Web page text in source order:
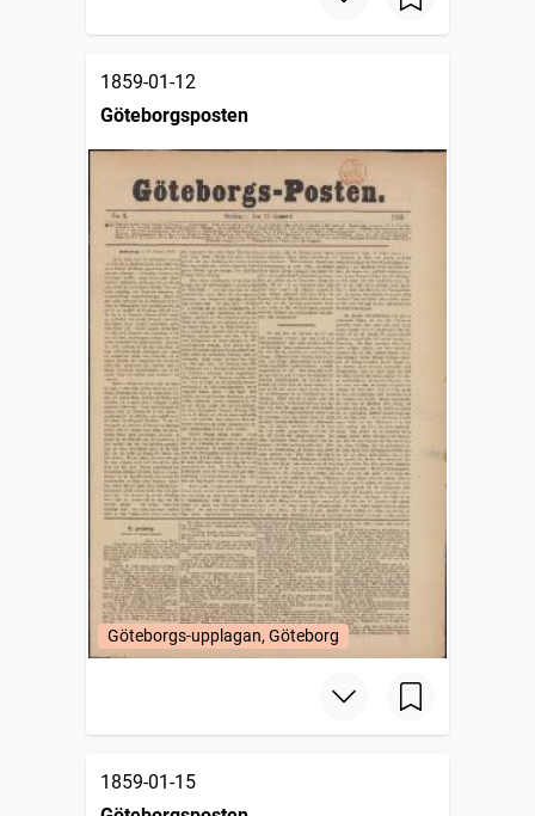
1859-01-12
Göteborgsposten
Göteborgs-upplagan, Göteborg
1859-01-15